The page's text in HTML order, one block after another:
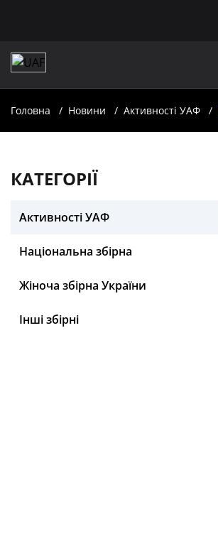
Головна Новини Активності УАФ
КАТЕГОРІЇ
Активності УАФ
Національна збірна
Жіноча збірна України
Інші збірні